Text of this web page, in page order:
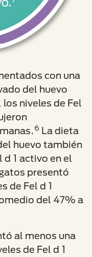
con una
del huevo
niveles de Fel
6 La dieta
huevo también
1 activo en el
presentó
de Fel d 1
del 47% a
al menos una
de Fel d 1